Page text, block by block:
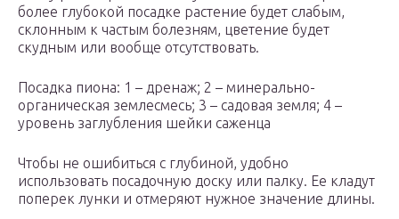
более глубокой посадке растение будет слабым,
склонным к частым болезням, цветение будет
скудным или вообще отсутствовать.
Посадка пиона: 1 – дренаж; 2 – минерально-
органическая землесмесь; 3 – садовая земля; 4 –
уровень заглубления шейки саженца
Чтобы не ошибиться с глубиной, удобно
использовать посадочную доску или палку. Ее кладут
поперек лунки и отмеряют нужное значение длины.